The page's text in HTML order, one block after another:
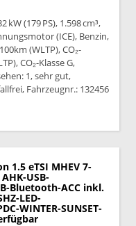
kW (179 PS), 1.598 cm³,
(ICE), Benzin,
(WLTP), CO₂-
CO₂-Klasse G,
1, sehr gut,
Fahrzeugnr.: 132456
1.5 eTSI MHEV 7-
USB-
Bluetooth-ACC inkl.
LED-
WINTER-SUNSET-